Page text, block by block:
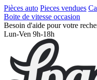
Pièces auto Pieces vendues
Boite de vitesse occasion
Besoin d'aide pour votre
Lun-Ven 9h-18h